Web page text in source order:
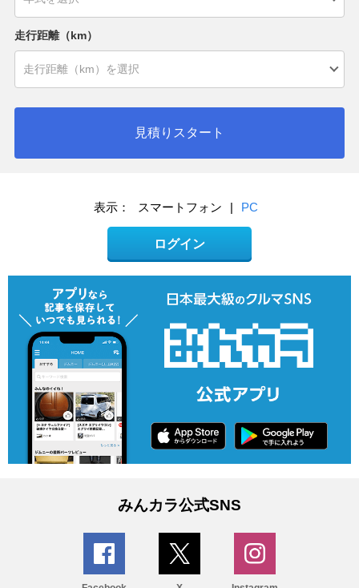
走行距離（km）
見積りスタート
表示： スマートフォン | PC
ログイン
みんカラ公式SNS